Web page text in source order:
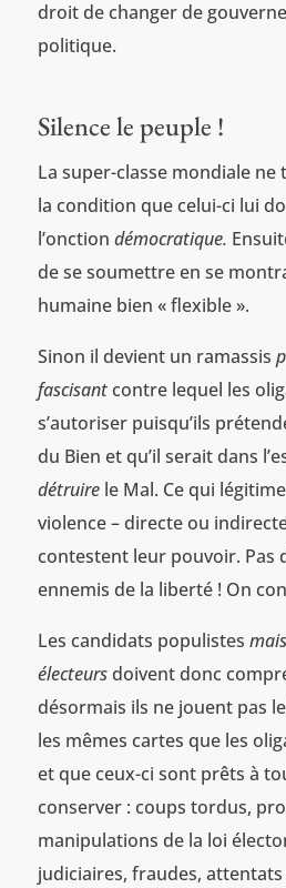
droit de changer de
politique.
Silence le peuple !
La super-classe mondiale ne
la condition que celui-ci lui
l’onction démocratique.
de se soumettre en se
humaine bien « flexible ».
Sinon il devient un ramassis
fascisantcontre lequel les
s’autoriser puisqu’ils
du Bien et qu’il serait dans
détruirele Mal. Ce qui légitime
violence – directe ou
contestent leur pouvoir. Pas
ennemis de la liberté ! On
Les candidats populistes
électeursdoivent donc
désormais ils ne jouent pas
les mêmes cartes que les
et que ceux-ci sont prêts à
conserver : coups tordus,
manipulations de la loi
judiciaires, fraudes,